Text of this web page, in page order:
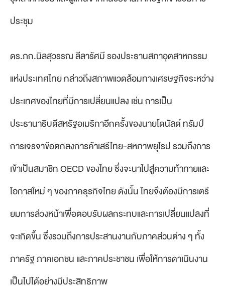
ประชุม
ดร.ภก.นิลสุวรรณ ลีลารัศมี รองประธานสภาอุตสาหกรรม
แห่งประเทศไทย กล่าวถึงสภาพแวดล้อมทางเศรษฐกิจระหว่าง
ประเทศของไทยที่มีการเปลี่ยนแปลง เช่น การเป็น
ประธานาธิบดีสหรัฐอเมริกาอีกครั้งของนายโดนัลด์ ทรัมป์
การเจรจาข้อตกลงการค้าเสรีไทย-สหภาพยุโรป รวมถึงการ
เข้าเป็นสมาชิก OECD ของไทย ซึ่งจะนาไปสู่ความท้าทายและ
โอกาสใหม่ ๆ ของภาคธุรกิจไทย ดังนั้น ไทยจึงต้องมีการเตรี
ยมการล่วงหน้าเพื่อตอบรับผลกระทบและการเปลี่ยนแปลงที่
จะเกิดขึ้น ซึ่งรวมถึงการประสานงานกับภาคส่วนต่าง ๆ ทั้ง
ภาครัฐ ภาคเอกชน และภาคประชาชน เพื่อให้การดาเนินงาน
เป็นไปได้อย่างมีประสิทธิภาพ